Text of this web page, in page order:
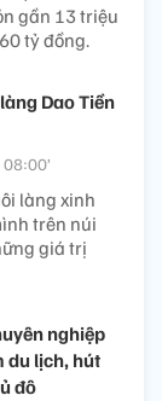
gần 13 triệu
tỷ đồng.
Dao Tiền
làng xinh
trên núi
giá trị
nghiệp
du lịch, hút
đô